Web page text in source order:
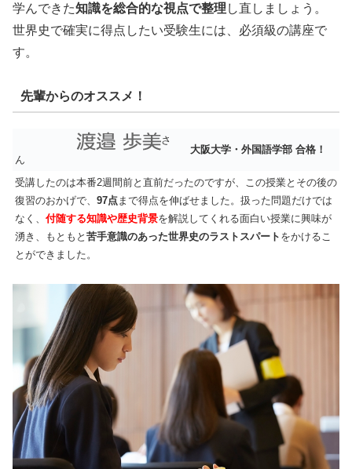
学んできた知識を総合的な視点で整理 し直しましょう。
世界史で確実に得点したい受験生には、必須級の講座で
す。
先輩からのオススメ！
さ
ん
大阪大学・外国語学部 合格！
受講したのは本番2週間前と直前だったのですが、この授業とその後の
復習のおかげで、 97点まで得点を伸ばせました。扱った問題だけでは
なく、 付随する知識や歴史背景を解説してくれる面白い授業に興味が
湧き、もともと 苦手意識のあった世界史のラストスパート をかけるこ
とができました。